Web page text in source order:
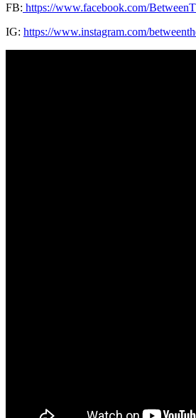
FB: https://www.facebook.com/
IG: https://www.instagram.com/